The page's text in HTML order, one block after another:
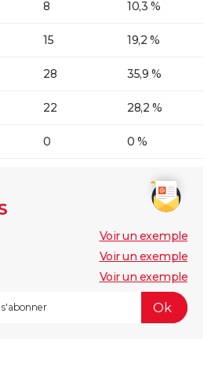
8 10,3 %
15 19,2 %
28 35,9 %
22 28,2 %
0 0 %
Voir un exemple
Voir un exemple
Voir un exemple